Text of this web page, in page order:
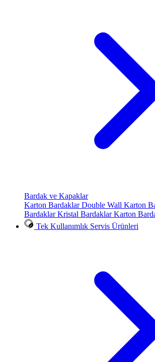
Bardak ve Kapaklar
Karton BardaklarDouble Wall Karton
BardaklarKristal BardaklarKarton
Tek Kullanımlık Servis Ürünleri